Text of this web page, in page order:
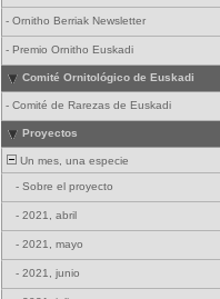
- Ornitho Berriak Newsletter
- Premio Ornitho Euskadi
Comité Ornitológico de Euskadi
- Comité de Rarezas de Euskadi
Proyectos
Un mes, una especie
- Sobre el proyecto
- 2021, abril
- 2021, mayo
- 2021, junio